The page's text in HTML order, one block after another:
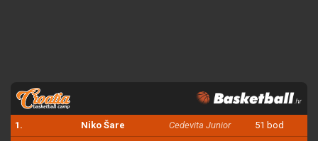
1. Niko Šare Cedevita Junior 51 bod